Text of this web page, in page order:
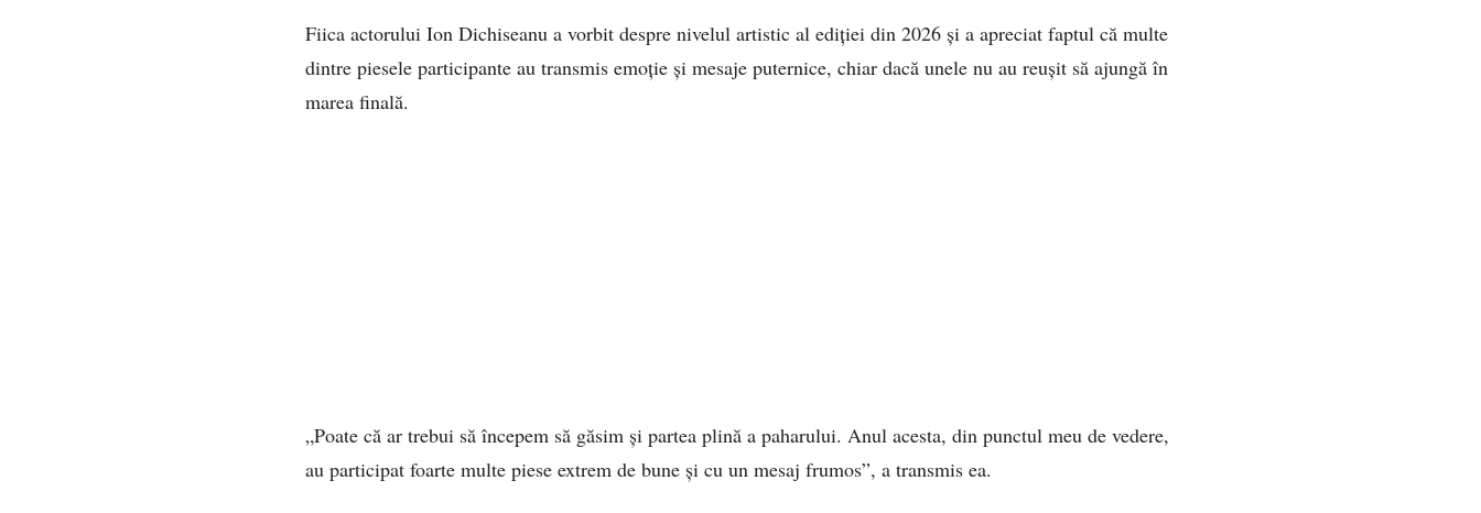
Fiica actorului Ion Dichiseanu a vorbit despre nivelul artistic al ediției din 2026 și a apreciat faptul că multe
dintre piesele participante au transmis emoție și mesaje puternice, chiar dacă unele nu au reușit să ajungă în
marea finală.
„Poate că ar trebui să începem să găsim și partea plină a paharului. Anul acesta, din punctul meu de vedere,
au participat foarte multe piese extrem de bune și cu un mesaj frumos”, a transmis ea.